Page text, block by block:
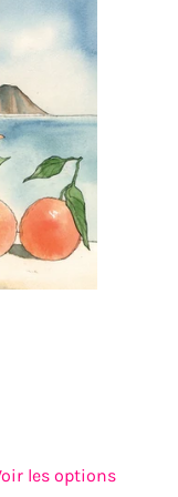
les options